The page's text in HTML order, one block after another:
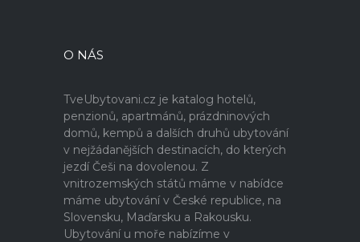
O NÁS
TveUbytovani.cz je katalog hotelů,
penzionů, apartmánů, prázdninových
domů, kempů a dalších druhů ubytování
v nejžádanějších destinacích, do kterých
jezdí Češi na dovolenou. Z
vnitrozemských států máme v nabídce
máme ubytování v České republice, na
Slovensku, Maďarsku a Rakousku.
Ubytování u moře nabízíme v